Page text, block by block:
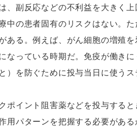
、副反応などの不利益を大きく上
中の患者固有のリスクはない。
ある。例えば、がん細胞の増殖
なっている時期だ。免疫が働き
）を防ぐために投与当日に使う
ポイント阻害薬などを投与する
用パターンを把握する必要があ